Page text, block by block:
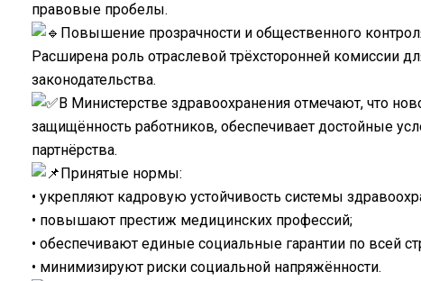
правовые пробелы.
Повышение прозрачности и общественного
Расширена роль отраслевой трёхсторонней комиссии
законодательства.
В Министерстве здравоохранения отмечают, что
защищённость работников, обеспечивает достойные
партнёрства.
Принятые нормы:
• укрепляют кадровую устойчивость системы
• повышают престиж медицинских профессий;
• обеспечивают единые социальные гарантии по всей
• минимизируют риски социальной напряжённости.